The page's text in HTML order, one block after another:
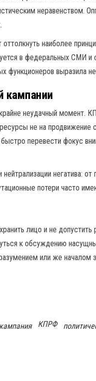
неравенством.
наиболее
в федеральных СМИ
функционеров выразила
кампании
неудачный момент.
не на
перевести фокус
негатива:
потери часто
лицо и не
к обсуждению
или же началом
КПРФ